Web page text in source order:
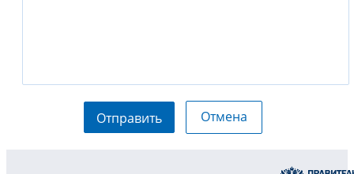
Отправить Отмена